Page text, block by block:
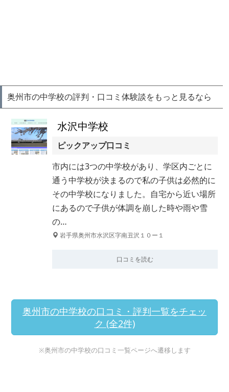
奥州市の中学校の評判・口コミ体験談をもっと見るなら
水沢中学校
ピックアップ口コミ
市内には3つの中学校があり、学区内ごとに
通う中学校が決まるので私の子供は必然的に
その中学校になりました。自宅から近い場所
にあるので子供が体調を崩した時や雨や雪
の…
岩手県奥州市水沢区字南丑沢１０ー１
口コミを読む
奥州市の中学校の口コミ・評判一覧をチェッ
ク (全2件)
※奥州市の中学校の口コミ一覧ページへ遷移します